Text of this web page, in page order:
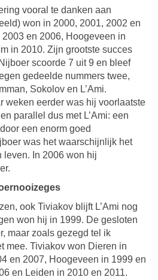
vooral te danken aan
won in 2000, 2001, 2002 en
en 2006, Hoogeveen in
in 2010. Zijn grootste succes
scoorde 7 uit 9 en bleef
gedeelde nummers twee,
Sokolov en L’Ami.
weken eerder was hij voorlaatste
parallel dus met L’Ami: een
een enorm goed
was het waarschijnlijk het
leven. In 2006 won hij
ook Tiviakov blijft L’Ami nog
won hij in 1999. De gesloten
maar zoals gezegd tel ik
mee. Tiviakov won Dieren in
en 2007, Hoogeveen in 1999 en
en Leiden in 2010 en 2011.